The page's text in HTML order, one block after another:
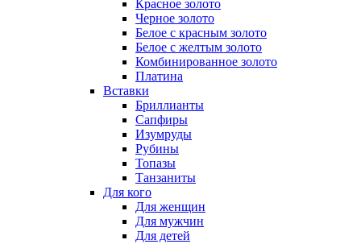
Красное золото
Черное золото
Белое с красным золото
Белое с желтым золото
Комбинированное золото
Платина
Вставки
Бриллианты
Сапфиры
Изумруды
Рубины
Топазы
Танзаниты
Для кого
Для женщин
Для мужчин
Для детей